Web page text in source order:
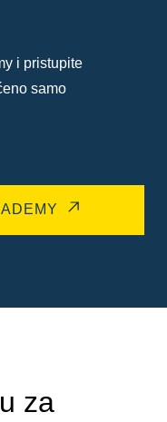
i pristupite
samo
za